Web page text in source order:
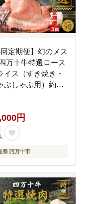
回定期便】幻のメス
万十牛特選ロース
イス（すき焼き・
ぶしゃぶ用）約
円
県 四万十市